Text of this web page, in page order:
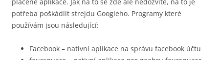
potřeba poškádlit strejdu Googleho. Programy které
používám jsou následující:
Facebook – nativní aplikace na správu facebook účtu